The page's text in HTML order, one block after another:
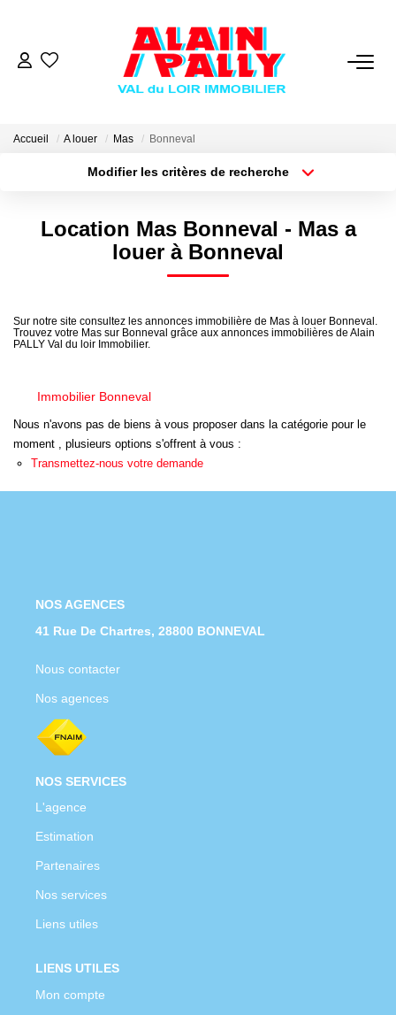
VENTE
LOCATION
DERNIERES VENTES
Qui Sommes Nous
Nous Rejoindre
Nos Actualités
CONTACT
Accueil A louer Mas Bonneval
Modifier les critères de recherche
Sélectionnez...
Type de bien
Créer une alerte
Location Mas Bonneval - Mas a
louer à Bonneval
Sur notre site consultez les annonces immobilière de Mas à louer Bonneval.
Trouvez votre Mas sur Bonneval grâce aux annonces immobilières de Alain
PALLY Val du loir Immobilier.
Immobilier Bonneval
Nous n'avons pas de biens à vous proposer dans la catégorie pour le
moment , plusieurs options s'offrent à vous :
Transmettez-nous votre demande
NOS AGENCES
41 Rue De Chartres, 28800 BONNEVAL
Nous contacter
Nos agences
NOS SERVICES
L'agence
Estimation
Partenaires
Nos services
Liens utiles
LIENS UTILES
Mon compte